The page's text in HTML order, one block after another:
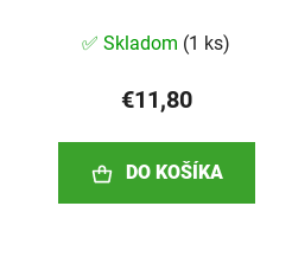
✅ Skladom (1 ks)
€11,80
DO KOŠÍKA